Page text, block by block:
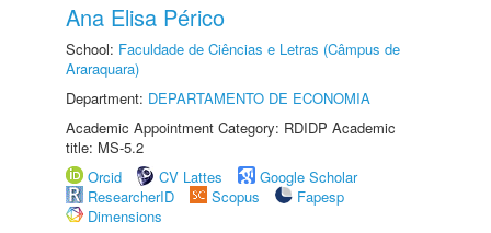
Ana Elisa Périco
School: Faculdade de Ciências e Letras (Câmpus de
Araraquara)
Department: DEPARTAMENTO DE ECONOMIA
Academic Appointment Category: RDIDP Academic
title: MS-5.2
Orcid
CV Lattes
Google Scholar
ResearcherID
Scopus
Fapesp
Dimensions